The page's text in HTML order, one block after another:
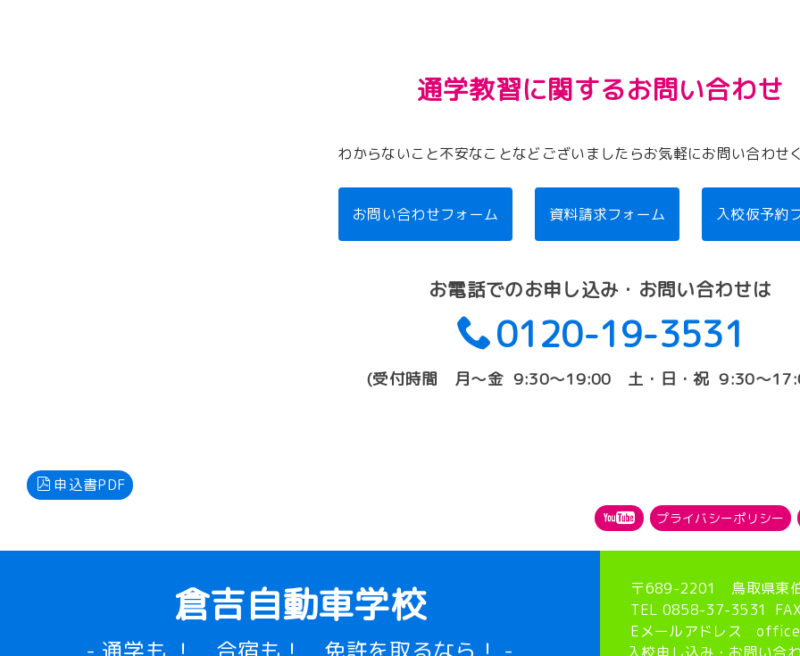
通学教習に関するお問い合わせ
わからないこと不安なことなどございましたらお気軽にお問い合わせく
お問い合わせフォーム 資料請求フォーム 入校仮予約
お電話でのお申し込み・お問い合わせは
0120-19-3531
(受付時間 月〜金 9:30〜19:00 土・日・祝 9:30〜
申込書PDF
プライバシーポリシー
倉吉自動車学校
〒689-2201 鳥取県東
TEL 0858-37-3531
Eメールアドレス